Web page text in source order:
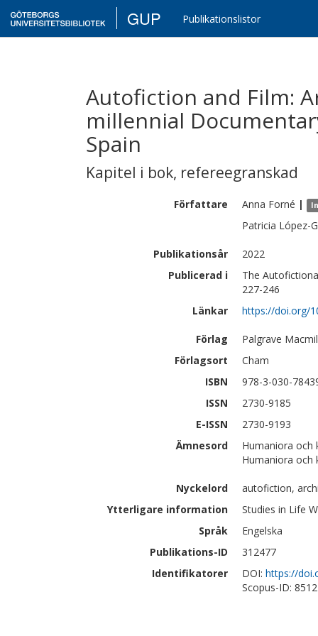
GUP Publikationslistor
Autofiction and Film:
millennial
Spain
Kapitel i bok, refereegranskad
Författare Anna Forné |
Patricia López-
Publikationsår
2022
Publicerad i
The
227-246
Länkar
https://doi.org/
Förlag
Palgrave
Förlagsort
Cham
ISBN
978-3-030-
ISSN
2730-9185
E-ISSN
2730-9193
Ämnesord
Humaniora
Humaniora
Nyckelord
autofiction,
Ytterligare information
Studies in Life
Språk
Engelska
Publikations-ID
312477
Identifikatorer
DOI: https://
Scopus-ID: